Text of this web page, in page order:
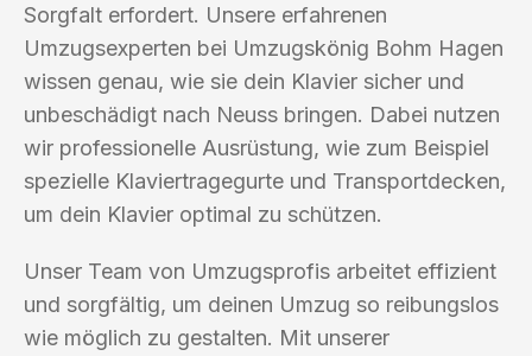
Sorgfalt erfordert. Unsere erfahrenen
Umzugsexperten bei Umzugskönig Bohm Hagen
wissen genau, wie sie dein Klavier sicher und
unbeschädigt nach Neuss bringen. Dabei nutzen
wir professionelle Ausrüstung, wie zum Beispiel
spezielle Klaviertragegurte und Transportdecken,
um dein Klavier optimal zu schützen.
Unser Team von Umzugsprofis arbeitet effizient
und sorgfältig, um deinen Umzug so reibungslos
wie möglich zu gestalten. Mit unserer